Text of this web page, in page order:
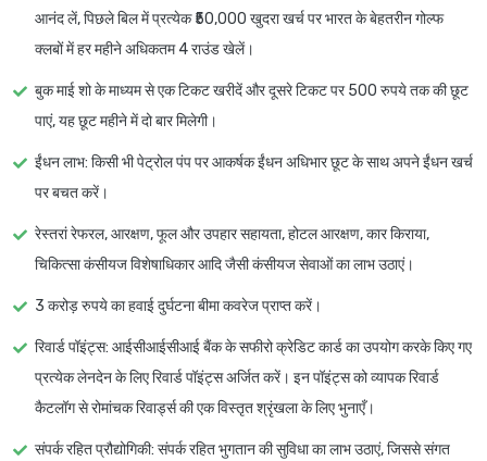
आनंद लें, पिछले बिल में प्रत्येक ₹50,000 खुदरा खर्च पर भारत के बेहतरीन गोल्फ
क्लबों में हर महीने अधिकतम 4 राउंड खेलें।
बुक माई शो के माध्यम से एक टिकट खरीदें और दूसरे टिकट पर 500 रुपये तक की छूट
पाएं, यह छूट महीने में दो बार मिलेगी।
ईंधन लाभ: किसी भी पेट्रोल पंप पर आकर्षक ईंधन अधिभार छूट के साथ अपने ईंधन खर्च
पर बचत करें।
रेस्तरां रेफरल, आरक्षण, फूल और उपहार सहायता, होटल आरक्षण, कार किराया,
चिकित्सा कंसीयज विशेषाधिकार आदि जैसी कंसीयज सेवाओं का लाभ उठाएं।
3 करोड़ रुपये का हवाई दुर्घटना बीमा कवरेज प्राप्त करें।
रिवार्ड पॉइंट्स: आईसीआईसीआई बैंक के सफीरो क्रेडिट कार्ड का उपयोग करके किए गए
प्रत्येक लेनदेन के लिए रिवार्ड पॉइंट्स अर्जित करें। इन पॉइंट्स को व्यापक रिवार्ड
कैटलॉग से रोमांचक रिवार्ड्स की एक विस्तृत श्रृंखला के लिए भुनाएँ।
संपर्क रहित प्रौद्योगिकी: संपर्क रहित भुगतान की सुविधा का लाभ उठाएं, जिससे संगत